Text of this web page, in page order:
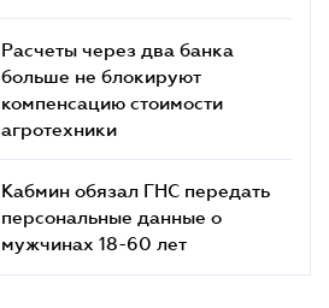
Расчеты через два банка
больше не блокируют
компенсацию стоимости
агротехники
Кабмин обязал ГНС передать
персональные данные о
мужчинах 18-60 лет